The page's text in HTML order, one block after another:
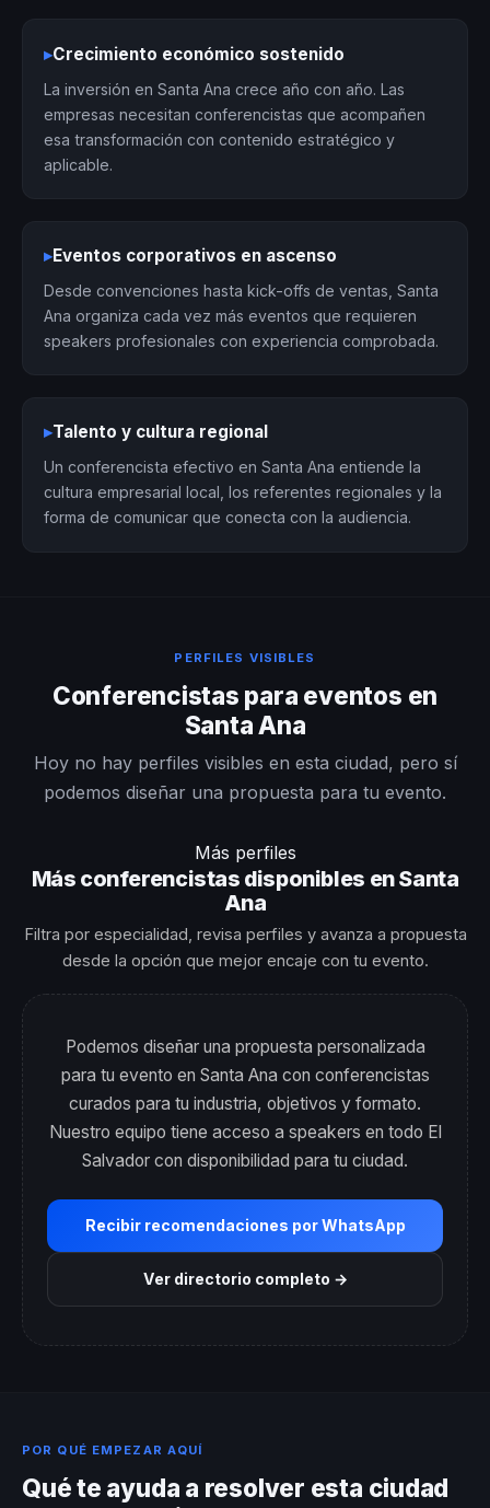
▸Crecimiento económico sostenido
La inversión en Santa Ana crece año con año. Las
empresas necesitan conferencistas que acompañen
esa transformación con contenido estratégico y
aplicable.
▸Eventos corporativos en ascenso
Desde convenciones hasta kick-offs de ventas, Santa
Ana organiza cada vez más eventos que requieren
speakers profesionales con experiencia comprobada.
▸Talento y cultura regional
Un conferencista efectivo en Santa Ana entiende la
cultura empresarial local, los referentes regionales y la
forma de comunicar que conecta con la audiencia.
PERFILES VISIBLES
Conferencistas para eventos en
Santa Ana
Hoy no hay perfiles visibles en esta ciudad, pero sí
podemos diseñar una propuesta para tu evento.
Más perfiles
Más conferencistas disponibles en Santa
Ana
Filtra por especialidad, revisa perfiles y avanza a propuesta
desde la opción que mejor encaje con tu evento.
Podemos diseñar una propuesta personalizada
para tu evento en Santa Ana con conferencistas
curados para tu industria, objetivos y formato.
Nuestro equipo tiene acceso a speakers en todo El
Salvador con disponibilidad para tu ciudad.
Recibir recomendaciones por WhatsApp
Ver directorio completo →
POR QUÉ EMPEZAR AQUÍ
Qué te ayuda a resolver esta ciudad